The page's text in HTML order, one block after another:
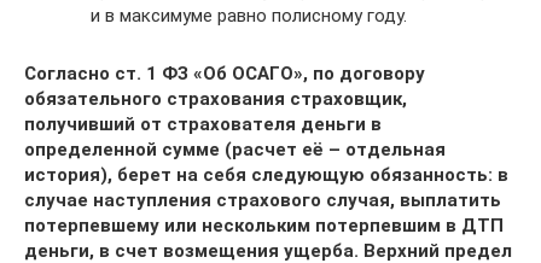
и в максимуме равно полисному году.
Согласно ст. 1 ФЗ «Об ОСАГО», по договору
обязательного страхования страховщик,
получивший от страхователя деньги в
определенной сумме (расчет её – отдельная
история), берет на себя следующую обязанность: в
случае наступления страхового случая, выплатить
потерпевшему или нескольким потерпевшим в ДТП
деньги, в счет возмещения ущерба. Верхний предел